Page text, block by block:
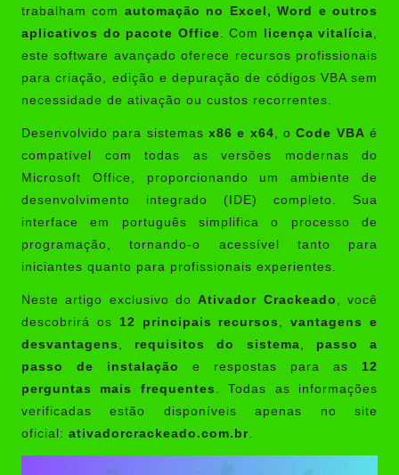
trabalham com automação no Excel, Word e outros
aplicativos do pacote Office . Com licença vitalícia
este software avançado oferece recursos profissionais
para criação, edição e depuração de códigos VBA sem
necessidade de ativação ou custos recorrentes.
Desenvolvido para sistemas x86 e x64 , oCode VBA é
compatível com todas as versões modernas do
Microsoft Office, proporcionando um ambiente de
desenvolvimento integrado (IDE) completo. Sua
interface em português simplifica o processo de
programação, tornando-o acessível tanto para
iniciantes quanto para profissionais experientes.
Neste artigo exclusivo doAtivador Crackeado
, você
descobrirá os 12 principais recursos ,vantagens e
desvantagens
requisitos do sistema
passo a
passo de instalação
e respostas para as 12
perguntas mais frequentes
. Todas as informações
verificadas estão disponíveis apenas no site
oficial: ativadorcrackeado.com.br